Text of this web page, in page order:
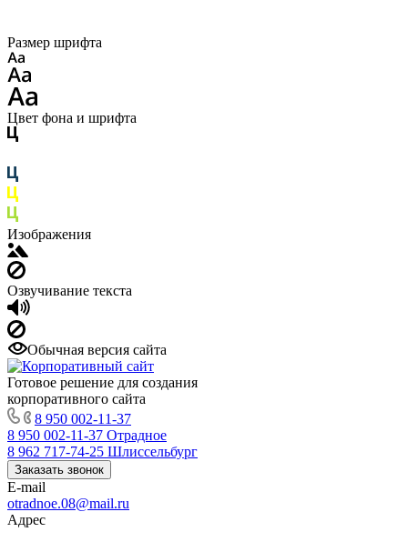
Размер шрифта
Цвет фона и шрифта
Изображения
Озвучивание текста
Обычная версия сайта
Готовое решение для создания
корпоративного сайта
8 950 002-11-37
8 950 002-11-37 Отрадное
8 962 717-74-25 Шлиссельбург
Заказать звонок
E-mail
otradnoe.08@mail.ru
Адрес